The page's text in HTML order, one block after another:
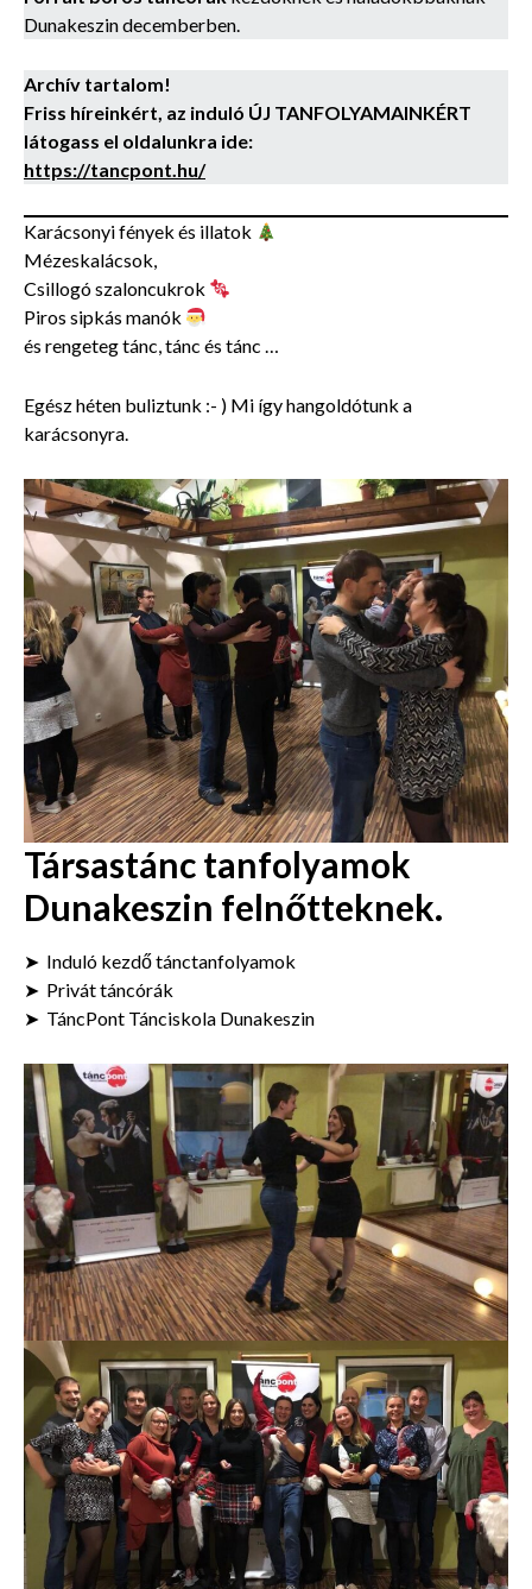
Dunakeszin decemberben.
Archív tartalom!
Friss híreinkért, az induló ÚJ TANFOLYAMAINKÉRT
látogass el oldalunkra ide:
https://tancpont.hu/
Karácsonyi fények és illatok
Mézeskalácsok,
Csillogó szaloncukrok
Piros sipkás manók
és rengeteg tánc, tánc és tánc …
Egész héten buliztunk :- ) Mi így hangoldótunk a
karácsonyra.
Társastánc tanfolyamok
Dunakeszin felnőtteknek.
➤ Induló kezdő tánctanfolyamok
➤ Privát táncórák
➤ TáncPont Tánciskola Dunakeszin